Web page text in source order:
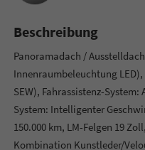
Beschreibung
Panoramadach /
Innenraumbeleuchtung
SEW), Fahrassistenz-
System: Intelligenter
150.000 km, LM-Felgen 19
Kombination Kunstleder/